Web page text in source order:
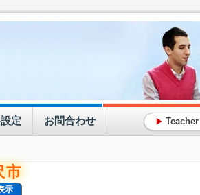
定 お問合わせ ▶
市
示